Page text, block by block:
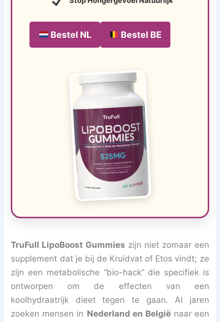
Bestel NL Bestel BE
TruFull LipoBoost Gummies zijn niet zomaar een
supplement dat je bij de Kruidvat of Etos vindt; ze
zijn een metabolische “bio-hack” die specifiek is
ontworpen om de effecten van een
koolhydraatrijk dieet tegen te gaan. Al jaren
zoeken mensen in Nederland en Belgiënaar een